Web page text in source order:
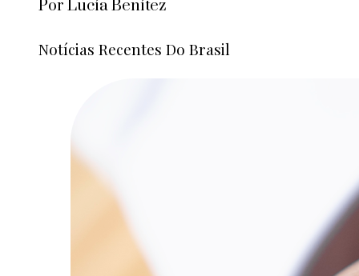
Por Lucía Benítez
Notícias Recentes Do Brasil